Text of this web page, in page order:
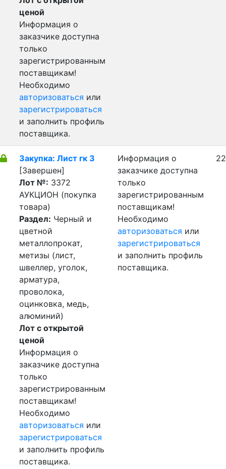
ценой
Информация о
заказчике доступна
только
зарегистрированным
поставщикам!
Необходимо
авторизоваться или
зарегистрироваться
и заполнить профиль
поставщика.
Закупка: Лист гк 3
[Завершен]
Лот №: 3372
АУКЦИОН (покупка
товара)
Раздел: Черный и
цветной
металлопрокат,
метизы (лист,
швеллер, уголок,
арматура,
проволока,
оцинковка, медь,
алюминий)
Лот с открытой
ценой
Информация о
заказчике доступна
только
зарегистрированным
поставщикам!
Необходимо
авторизоваться или
зарегистрироваться
и заполнить профиль
поставщика.
Информация о
заказчике доступна
только
зарегистрированным
поставщикам!
Необходимо
авторизоваться или
зарегистрироваться
и заполнить профиль
поставщика.